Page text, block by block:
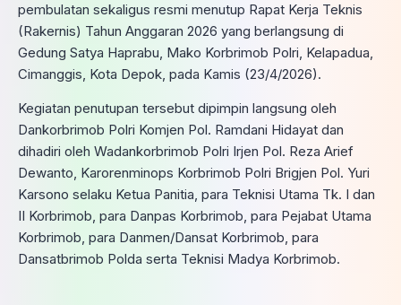
pembulatan sekaligus resmi menutup Rapat Kerja Teknis
(Rakernis) Tahun Anggaran 2026 yang berlangsung di
Gedung Satya Haprabu, Mako Korbrimob Polri, Kelapadua,
Cimanggis, Kota Depok, pada Kamis (23/4/2026).
Kegiatan penutupan tersebut dipimpin langsung oleh
Dankorbrimob Polri Komjen Pol. Ramdani Hidayat dan
dihadiri oleh Wadankorbrimob Polri Irjen Pol. Reza Arief
Dewanto, Karorenminops Korbrimob Polri Brigjen Pol. Yuri
Karsono selaku Ketua Panitia, para Teknisi Utama Tk. I dan
II Korbrimob, para Danpas Korbrimob, para Pejabat Utama
Korbrimob, para Danmen/Dansat Korbrimob, para
Dansatbrimob Polda serta Teknisi Madya Korbrimob.